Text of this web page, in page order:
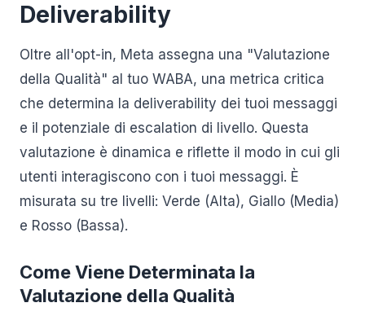
Deliverability
Oltre all'opt-in, Meta assegna una "Valutazione
della Qualità" al tuo WABA, una metrica critica
che determina la deliverability dei tuoi messaggi
e il potenziale di escalation di livello. Questa
valutazione è dinamica e riflette il modo in cui gli
utenti interagiscono con i tuoi messaggi. È
misurata su tre livelli: Verde (Alta), Giallo (Media)
e Rosso (Bassa).
Come Viene Determinata la
Valutazione della Qualità